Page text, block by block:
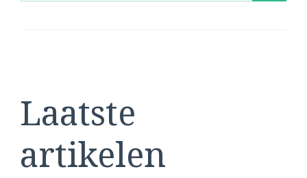
Laatste
artikelen